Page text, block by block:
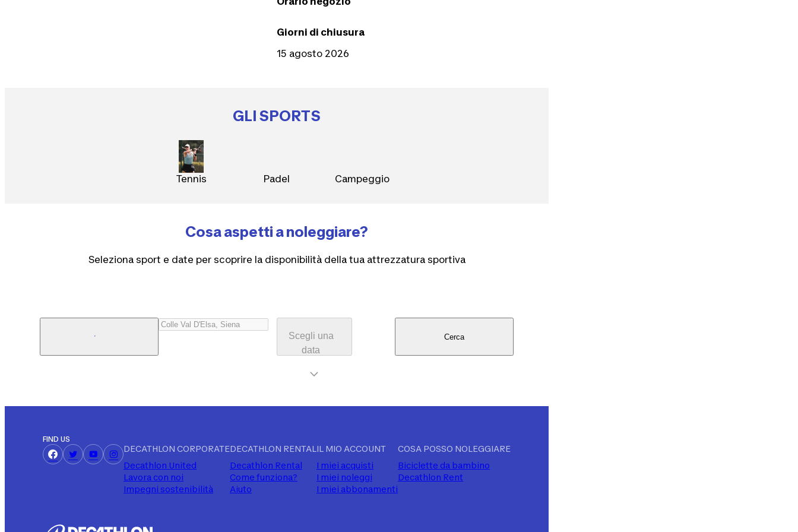
Giorni di chiusura
15 agosto 2026
GLI SPORTS
Tennis Padel Campeggio
Cosa aspetti a noleggiare?
Seleziona sport e date per scoprire la disponibilità della tua attrezzatura sportiva
Scegli una
data
Cerca
FIND US
DECATHLON CORPORATE
Decathlon United
Lavora con noi
Impegni sostenibilità
DECATHLON RENTAL
Decathlon Rental
Come funziona?
Aiuto
IL MIO ACCOUNT
I miei acquisti
I miei noleggi
I miei abbonamenti
COSA POSSO NOLEGGIARE
Biciclette da bambino
Decathlon Rent